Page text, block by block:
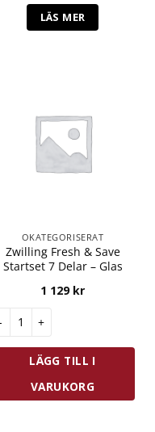
LÄS MER
OKATEGORISERAT
Zwilling Fresh & Save
Startset 7 Delar – Glas
1 129 kr
Fresh & Save Startset
LÄGG TILL I
VARUKORG